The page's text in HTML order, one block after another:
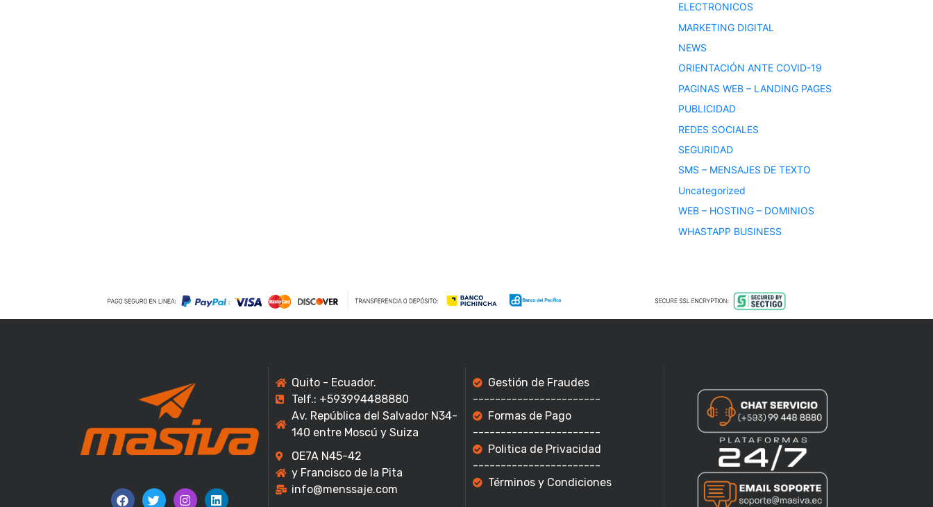
ELECTRONICOS
MARKETING DIGITAL
NEWS
ORIENTACIÓN ANTE COVID-19
PAGINAS WEB – LANDING PAGES
PUBLICIDAD
REDES SOCIALES
SEGURIDAD
SMS – MENSAJES DE TEXTO
Uncategorized
WEB – HOSTING – DOMINIOS
WHASTAPP BUSINESS
Quito - Ecuador.
Telf.: +593994488880
Av. República del Salvador N34-
140 entre Moscú y Suiza
OE7A N45-42
y Francisco de la Pita
info@menssaje.com
Gestión de Fraudes
-----------------------
Formas de Pago
-----------------------
Politica de Privacidad
-----------------------
Términos y Condiciones